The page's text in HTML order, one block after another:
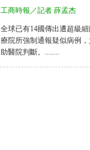
工商時報／記者 薛孟杰
全球已有14國傳出遭超級
療院所強制通報疑似病例
助醫院判斷。........